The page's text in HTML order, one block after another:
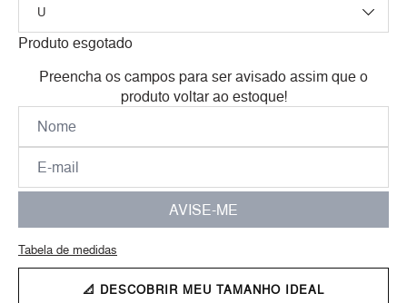
Produto esgotado
Preencha os campos para ser avisado assim que o
produto voltar ao estoque!
AVISE-ME
Tabela de medidas
📐 DESCOBRIR MEU TAMANHO IDEAL